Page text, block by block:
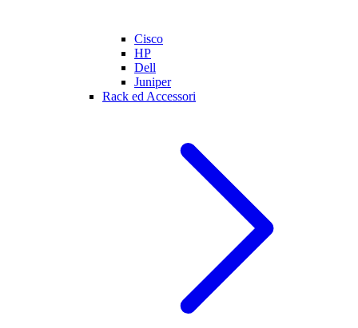
Cisco
HP
Dell
Juniper
Rack ed Accessori